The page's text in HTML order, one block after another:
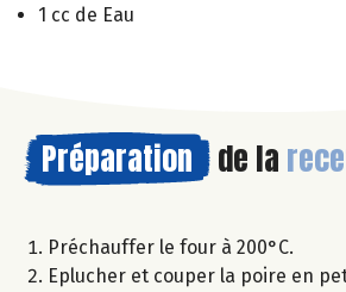
1 cc de Eau
Préparation de la
Préchauffer le four à 200°C.
Eplucher et couper la poire en